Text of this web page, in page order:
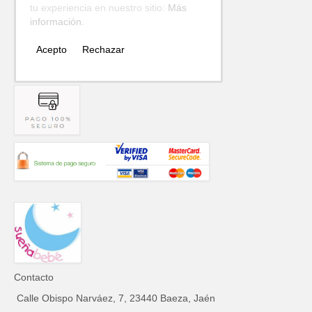
Avisos Legales
devoluciones
Contacto
Calle Obispo Narváez, 7, 23440 Baeza, Jaén
tu experiencia en nuestro sitio: Más
información.
Acepto Rechazar